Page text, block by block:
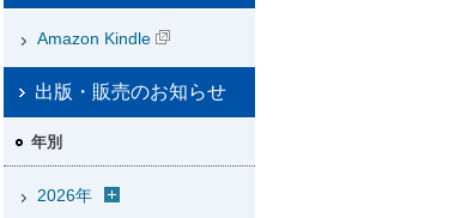
Amazon Kindle
出版・販売のお知らせ
年別
2026年